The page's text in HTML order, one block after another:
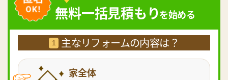
無料一括見積もりを始める
1 主なリフォームの内容は？
家全体